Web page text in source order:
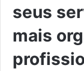
seus
mais